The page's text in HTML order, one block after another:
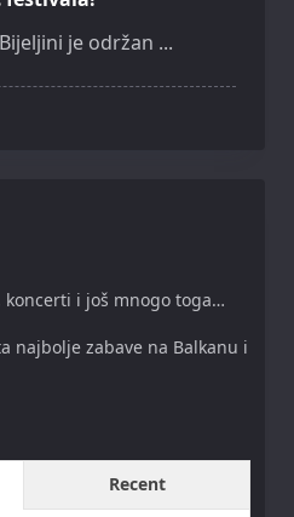
je održan ...
i još mnogo toga…
najbolje zabave na Balkanu i
Recent